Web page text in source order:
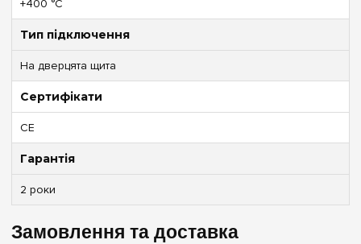
+400 °C
Тип підключення
На дверцята щита
Сертифікати
CE
Гарантія
2 роки
Замовлення та доставка